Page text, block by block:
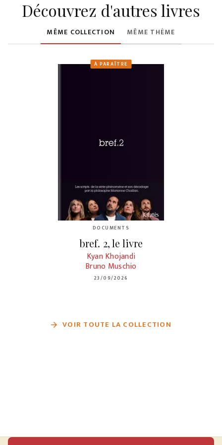
Découvrez d'autres livres
MÊME COLLECTION MÊME THÈME
À PARAÎTRE
DOCUMENTS
bref. 2, le livre
Kyan Khojandi
Bruno Muschio
23/09/2026
arrow_forward VOIR TOUTE LA COLLECTION